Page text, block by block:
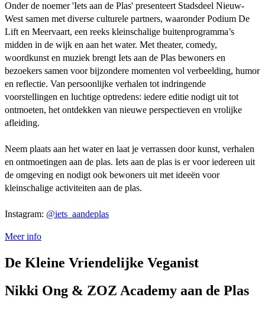
Onder de noemer 'Iets aan de Plas' presenteert Stadsdeel Nieuw-
West samen met diverse culturele partners, waaronder Podium De
Lift en Meervaart, een reeks kleinschalige buitenprogramma’s
midden in de wijk en aan het water. Met theater, comedy,
woordkunst en muziek brengt Iets aan de Plas bewoners en
bezoekers samen voor bijzondere momenten vol verbeelding, humor
en reflectie. Van persoonlijke verhalen tot indringende
voorstellingen en luchtige optredens: iedere editie nodigt uit tot
ontmoeten, het ontdekken van nieuwe perspectieven en vrolijke
afleiding.
Neem plaats aan het water en laat je verrassen door kunst, verhalen
en ontmoetingen aan de plas. Iets aan de plas is er voor iedereen uit
de omgeving en nodigt ook bewoners uit met ideeën voor
kleinschalige activiteiten aan de plas.
Instagram: @iets_aandeplas
Meer info
De Kleine Vriendelijke Veganist
Nikki Ong & ZOZ Academy aan de Plas